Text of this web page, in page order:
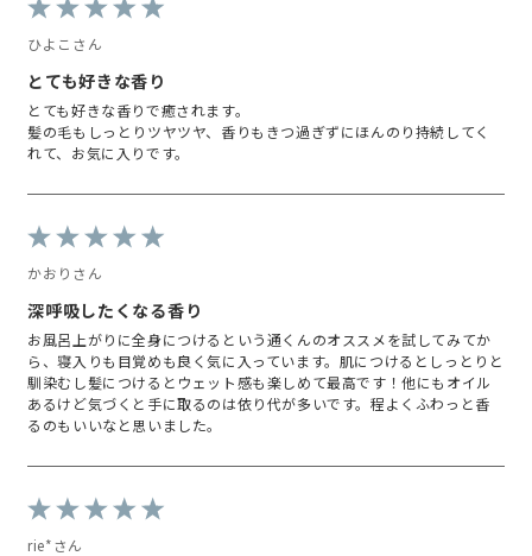
ひよこさん
とても好きな香り
とても好きな香りで癒されます。
髪の毛もしっとりツヤツヤ、香りもきつ過ぎずにほんのり持続してく
れて、お気に入りです。
かおりさん
深呼吸したくなる香り
お風呂上がりに全身につけるという通くんのオススメを試してみてか
ら、寝入りも目覚めも良く気に入っています。肌につけるとしっとりと
馴染むし髪につけるとウェット感も楽しめて最高です！他にもオイル
あるけど気づくと手に取るのは依り代が多いです。程よくふわっと香
るのもいいなと思いました。
rie*さん